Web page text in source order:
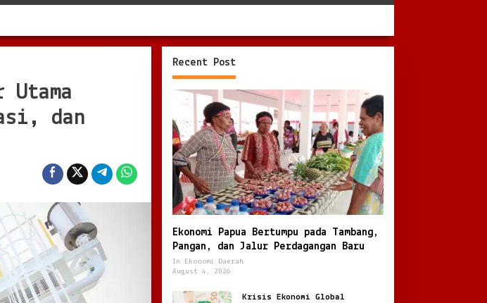
dan
Recent Post
Ekonomi Papua Bertumpu pada Tambang,
Pangan, dan Jalur Perdagangan Baru
In Ekonomi Daerah
August 4, 2026
Krisis Ekonomi Global